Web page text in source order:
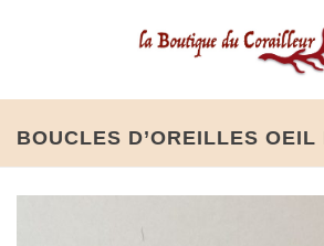
BOUCLES D’OREILLES